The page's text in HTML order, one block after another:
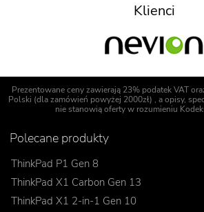
Klienci
Prezentowane ceny zawierają 23% podatek VAT
Polski (dla zamówień powyżej 2000zł) , a opisy,
nie stanowią oferty w rozumieniu
Polecane produkty
ThinkPad P1 Gen 8
ThinkPad X1 Carbon Gen 13
ThinkPad X1 2-in-1 Gen 10